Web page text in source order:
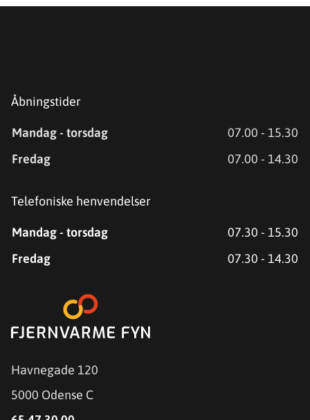
Havnegade 120
5000 Odense C
Åbningstider
Mandag - torsdag
07.00 - 15.30
Fredag
07.00 - 14.30
Telefoniske henvendelser
Mandag - torsdag
07.30 - 15.30
Fredag
07.30 - 14.30